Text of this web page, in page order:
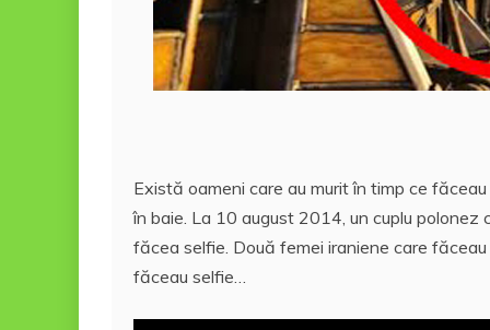
Există oameni care au murit în timp ce
în baie. La 10 august 2014, un cuplu
făcea selfie. Două femei iraniene care
făceau selfie…